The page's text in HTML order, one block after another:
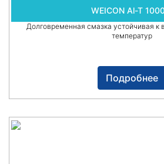
WEICON Al-T
Долговременная смазка устойчивая к
температур
Подробнее